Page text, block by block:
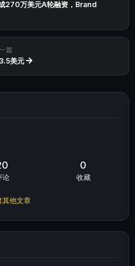
270万美元A轮融资，Brand
篇
美元
论
0
收藏
其他文章